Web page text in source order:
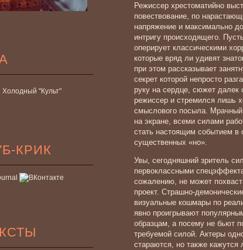
Холодный "Культ"
КРИК
Режиссер хрестоматийно
повествование, по
напряжение и максимально
интригу происходящего.
оперирует классическими
которые вряд ли удивят
при этом рассказывает
секрет которой непросто
руку на сердце, сюжет
режиссер и стремился лишь
смыслового посыла.
на экране, всеми силами
стать настоящим событием в
существенных «но».
Увы, сегодняшний зритель
первоклассными
сожалению, не может
проект. Страшно-
визуальные кошмары по
явно проигрывают
образцам, а посему не бьют
требуемой силой. Актеры
стараются, но также